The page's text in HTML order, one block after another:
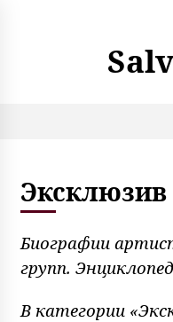
Эксклюзив
Биографии
групп.
В категории